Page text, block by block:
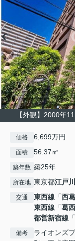
【外観】2000年
価格 6,699万円
面積 56.37㎡
築年数 築25年
所在地 東京都江戸
交通 東西線 「西
東西線 「葛西
都営新宿線 「
備考
ライオンズ